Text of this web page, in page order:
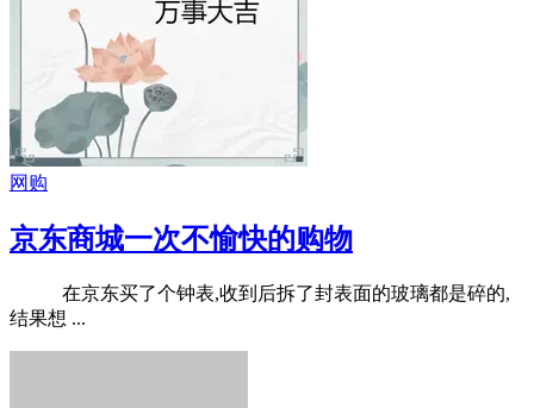
网购
京东商城一次不愉快的购物
在京东买了个钟表,收到后拆了封表面的玻璃都是碎的,
结果想 ...